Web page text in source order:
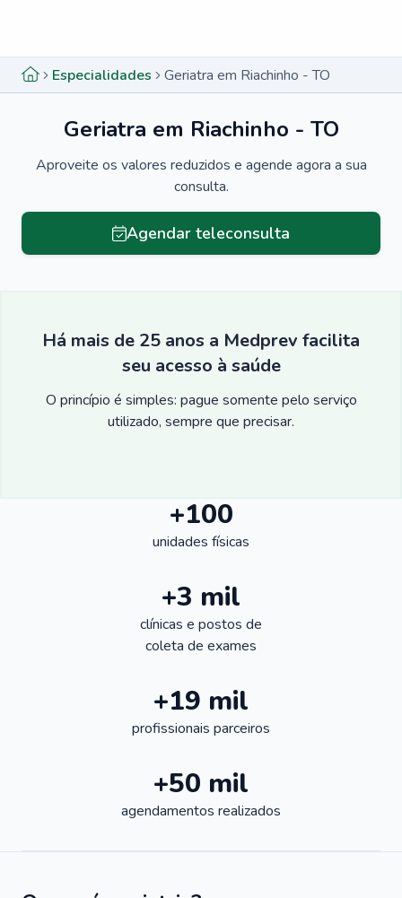
Especialidades Geriatra em Riachinho - TO
Geriatra em Riachinho - TO
Aproveite os valores reduzidos e agende agora a sua
consulta.
Agendar teleconsulta
Há mais de 25 anos a Medprev facilita
seu acesso à saúde
O princípio é simples: pague somente pelo serviço
utilizado, sempre que precisar.
+100
unidades físicas
+3 mil
clínicas e postos de
coleta de exames
+19 mil
profissionais parceiros
+50 mil
agendamentos realizados